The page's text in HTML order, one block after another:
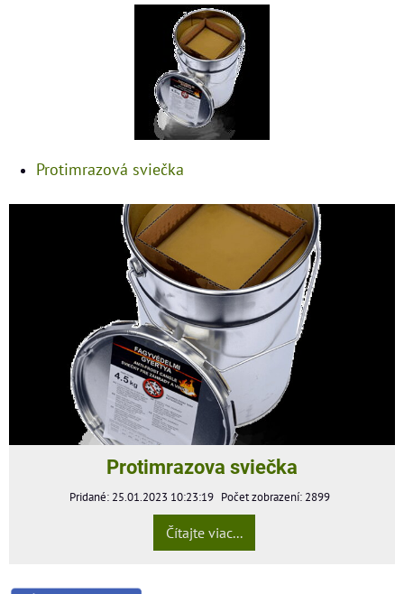
Protimrazová sviečka
Protimrazova sviečka
Pridané: 25.01.2023 10:23:19 Počet zobrazení: 2899
Čítajte viac...